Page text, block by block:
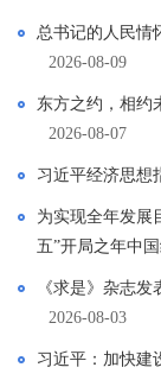
总书记的人民情
2026-08-09
东方之约，相
2026-08-07
习近平经济思想
为实现全年发
五”开局之年中
《求是》杂志
2026-08-03
习近平：加快建